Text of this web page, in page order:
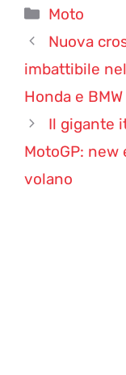
Categorie
Moto
Nuova
imbattibile
Honda e
Il gigante
MotoGP:
volano